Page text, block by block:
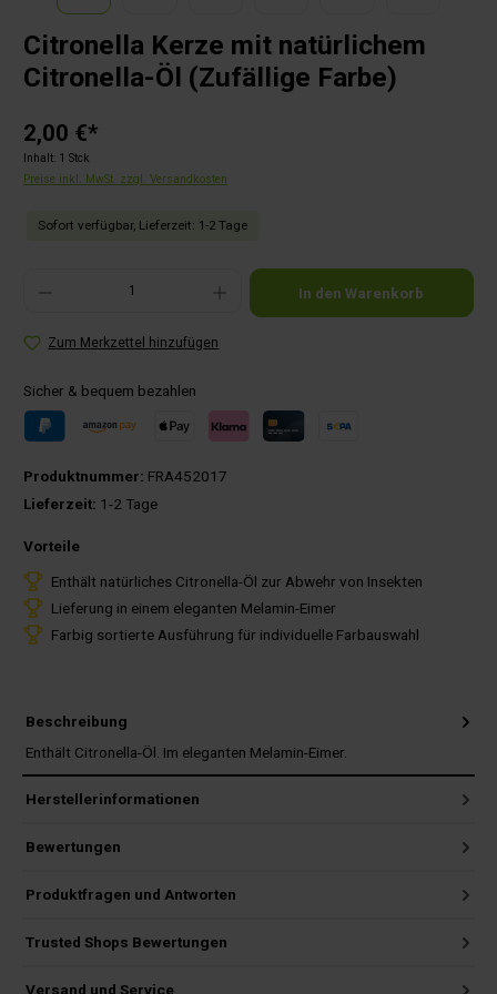
Citronella Kerze mit natürlichem
Citronella-Öl (Zufällige Farbe)
2,00 €*
Inhalt: 1 Stck
Preise inkl. MwSt. zzgl. Versandkosten
Sofort verfügbar, Lieferzeit: 1-2 Tage
Produkt Anzahl: Gib den gewünschten Wert ein oder benutze die Schaltflächen um die
In den Warenkorb
Zum Merkzettel hinzufügen
Sicher & bequem bezahlen
Produktnummer: FRA452017
Lieferzeit: 1-2 Tage
Vorteile
Enthält natürliches Citronella-Öl zur Abwehr von Insekten
Lieferung in einem eleganten Melamin-Eimer
Farbig sortierte Ausführung für individuelle Farbauswahl
Beschreibung
Enthält Citronella-Öl. Im eleganten Melamin-Eimer.
Herstellerinformationen
Bewertungen
Produktfragen und Antworten
Trusted Shops Bewertungen
Versand und Service